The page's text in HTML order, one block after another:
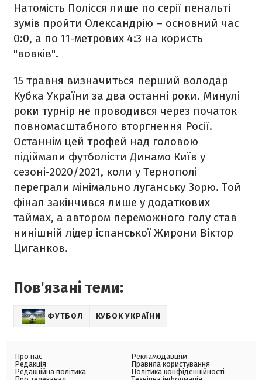
Натомість Полісся лише по серії пенальті
зумів пройти Олександрію – основний час
0:0, а по 11-метрових 4:3 на користь
"вовків".
15 травня визначиться перший володар
Кубка України за два останні роки. Минулі
роки турнір не проводився через початок
повномасштабного вторгнення Росії.
Останнім цей трофей над головою
підіймали футболісти Динамо Київ у
сезоні-2020/2021, коли у Тернополі
переграли мінімально луганську Зорю. Той
фінал закінчився лише у додаткових
таймах, а автором переможного голу став
нинішній лідер іспанської Жирони Віктор
Циганков.
Пов'язані теми:
ФУТБОЛ КУБОК УКРАЇНИ
Про нас
Редакція
Редакційна політика
Рекламодавцям
Правила користування
Політика конфіденційності